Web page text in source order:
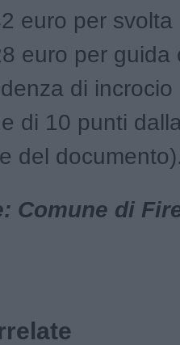
euro per svolta
euro per guida
di incrocio
di 10 punti
del
Comune di